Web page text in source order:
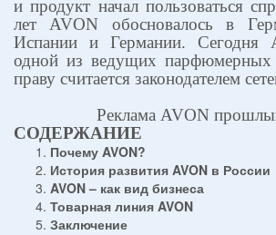
и продукт начал пользоваться
летAVON обосновалось в
Испании и Германии. Сегодня
одной из ведущих
праву считается законодателем
Реклама AVON
СОДЕРЖАНИЕ
Почему AVON?
История развития AVON в России
AVON – как вид бизнеса
Товарная линия AVON
Заключение